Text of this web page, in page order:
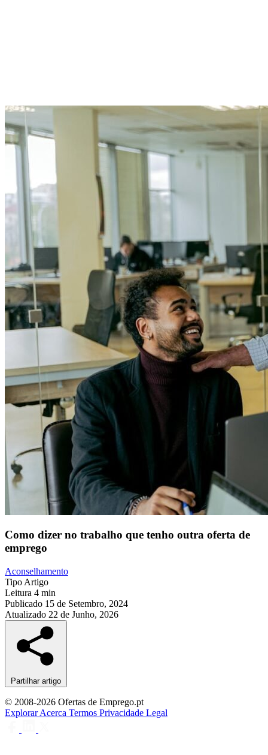
Como dizer no trabalho que tenho outra oferta de
emprego
Aconselhamento
Tipo Artigo
Leitura 4 min
Publicado 15 de Setembro, 2024
Atualizado 22 de Junho, 2026
Partilhar artigo
© 2008-2026 Ofertas de Emprego.pt
ExplorarAcerca Termos Privacidade Legal